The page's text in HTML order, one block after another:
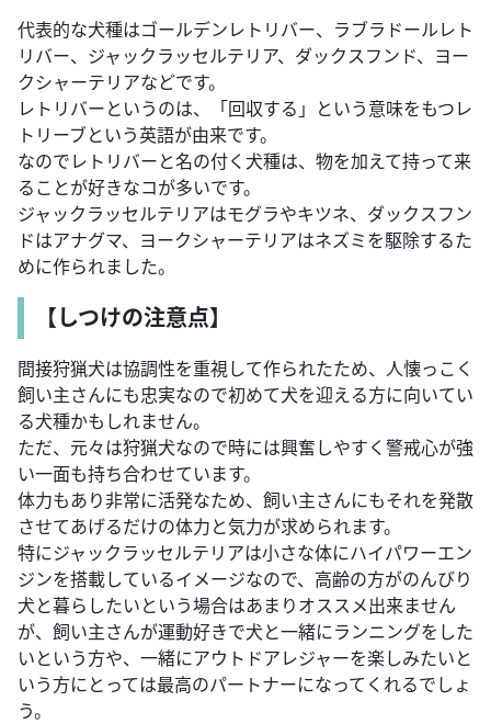
代表的な犬種はゴールデンレトリバー、ラブラドールレト
リバー、ジャックラッセルテリア、ダックスフンド、ヨー
クシャーテリアなどです。
レトリバーというのは、「回収する」という意味をもつレ
トリーブという英語が由来です。
なのでレトリバーと名の付く犬種は、物を加えて持って来
ることが好きなコが多いです。
ジャックラッセルテリアはモグラやキツネ、ダックスフン
ドはアナグマ、ヨークシャーテリアはネズミを駆除するた
めに作られました。
【しつけの注意点】
間接狩猟犬は協調性を重視して作られたため、人懐っこく
飼い主さんにも忠実なので初めて犬を迎える方に向いてい
る犬種かもしれません。
ただ、元々は狩猟犬なので時には興奮しやすく警戒心が強
い一面も持ち合わせています。
体力もあり非常に活発なため、飼い主さんにもそれを発散
させてあげるだけの体力と気力が求められます。
特にジャックラッセルテリアは小さな体にハイパワーエン
ジンを搭載しているイメージなので、高齢の方がのんびり
犬と暮らしたいという場合はあまりオススメ出来ません
が、飼い主さんが運動好きで犬と一緒にランニングをした
いという方や、一緒にアウトドアレジャーを楽しみたいと
いう方にとっては最高のパートナーになってくれるでしょ
う。